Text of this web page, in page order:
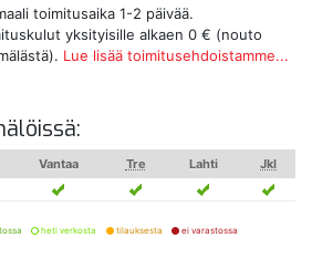
toimitusaika 1-2 päivää.
yksityisille alkaen 0 € (nouto
Lue lisää toimitusehdoistamme...
Vantaa Tre Lahti Jkl
heti verkosta tilauksesta ei varastossa